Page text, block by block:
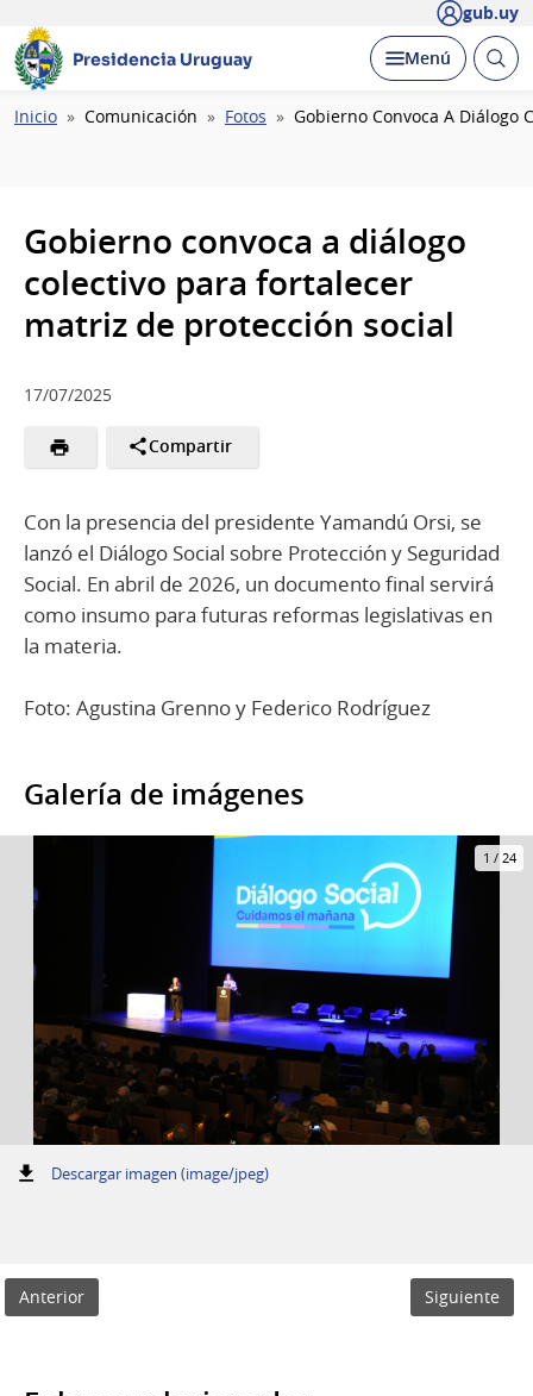
gub.uy
Presidencia Uruguay Desplegar
Menú Abrir
Ruta
Inicio Comunicación Fotos Gobierno Convoca A Diálogo
Gobierno convoca a diálogo
colectivo para fortalecer
matriz de protección social
17/07/2025
Compartir
Con la presencia del presidente Yamandú Orsi, se
lanzó el Diálogo Social sobre Protección y Seguridad
Social. En abril de 2026, un documento final servirá
como insumo para futuras reformas legislativas en
la materia.
Foto: Agustina Grenno y Federico Rodríguez
Galería de imágenes
1 / 24
Descargar imagen (image/jpeg):
Anterior Siguiente